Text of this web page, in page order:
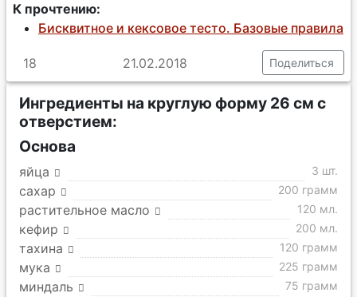
К прочтению:
Бисквитное и кексовое тесто. Базовые правила
18 21.02.2018 Поделиться
Ингредиенты на круглую форму 26 см с
отверстием:
Основа
яйца 3 шт.
сахар 200 грамм
растительное масло 120 мл.
кефир 200 мл.
тахина 120 грамм
мука 225 грамм
миндаль 75 грамм